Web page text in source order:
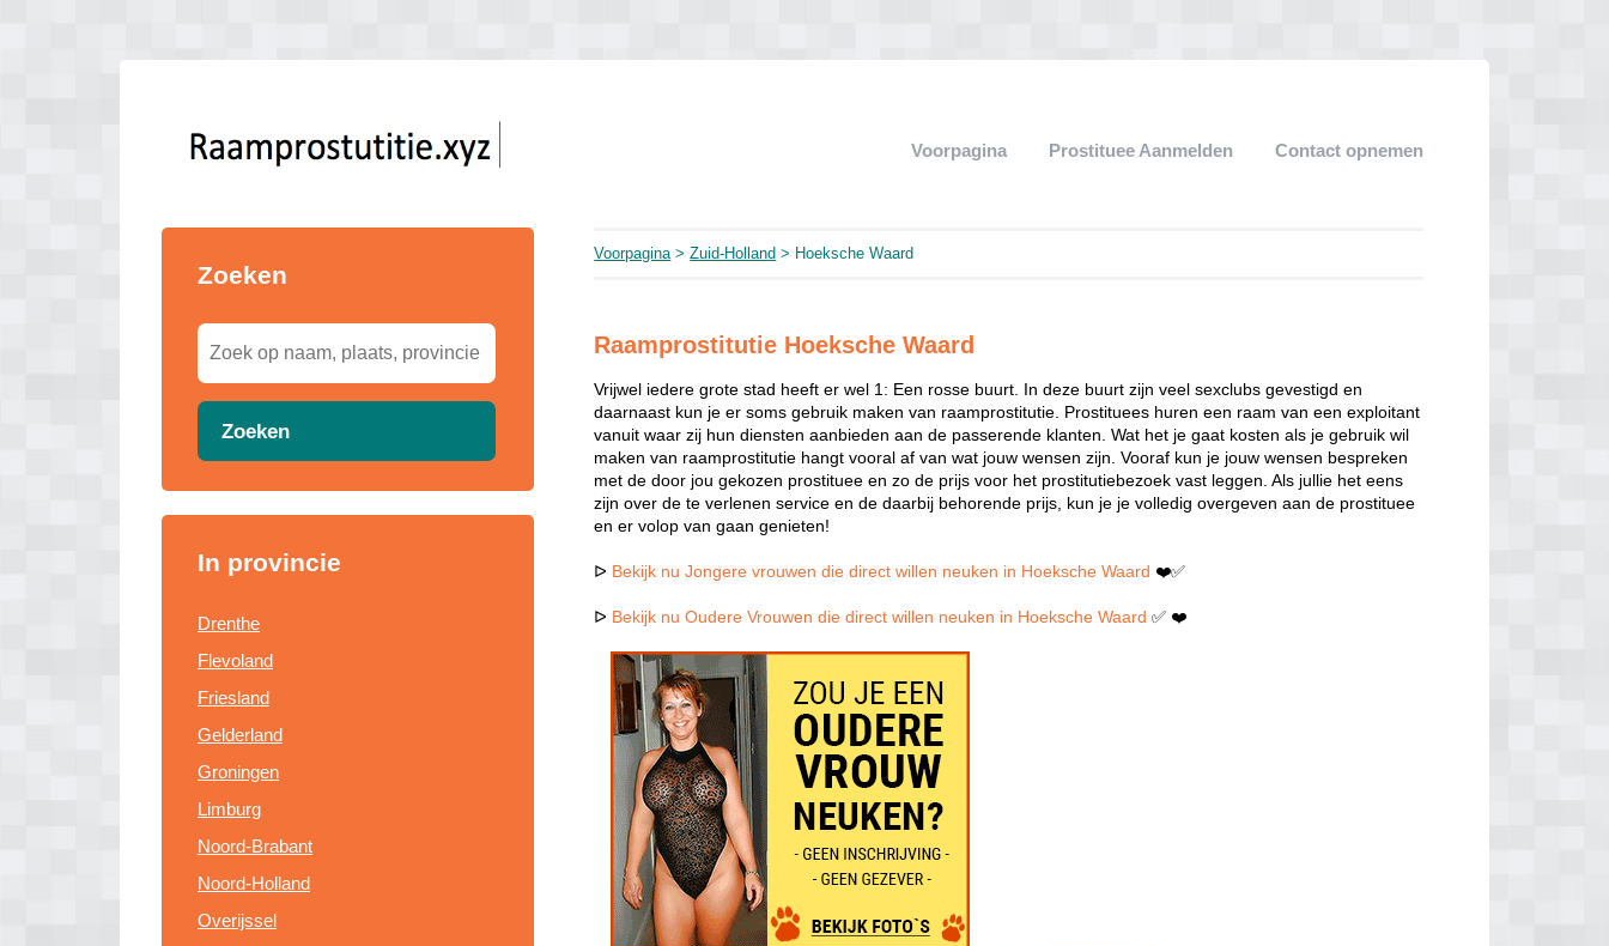
Voorpagina Prostituee Aanmelden Contact opnemen
Zoeken
Zoeken
In provincie
Drenthe
Flevoland
Friesland
Gelderland
Groningen
Limburg
Noord-Brabant
Noord-Holland
Overijssel
Voorpagina>Zuid-Holland > Hoeksche Waard
Raamprostitutie Hoeksche Waard
Vrijwel iedere grote stad heeft er wel 1: Een rosse buurt. In deze buurt zijn veel sexclubs gevestigd en
daarnaast kun je er soms gebruik maken van raamprostitutie. Prostituees huren een raam van een exploitant
vanuit waar zij hun diensten aanbieden aan de passerende klanten. Wat het je gaat kosten als je gebruik wil
maken van raamprostitutie hangt vooral af van wat jouw wensen zijn. Vooraf kun je jouw wensen bespreken
met de door jou gekozen prostituee en zo de prijs voor het prostitutiebezoek vast leggen. Als jullie het eens
zijn over de te verlenen service en de daarbij behorende prijs, kun je je volledig overgeven aan de prostituee
en er volop van gaan genieten!
ᐅ Bekijk nu Jongere vrouwen die direct willen neuken in Hoeksche Waard ❤️✅
ᐅ Bekijk nu Oudere Vrouwen die direct willen neuken in Hoeksche Waard ✅ ❤️